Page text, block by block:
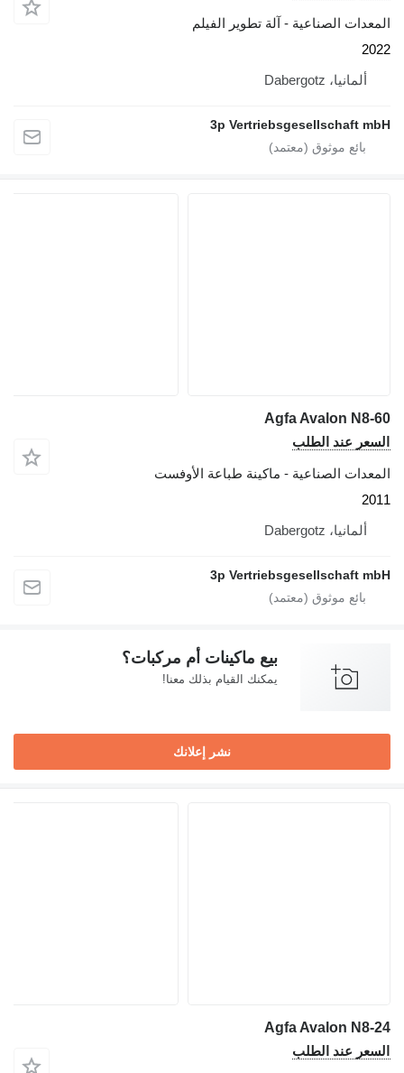
المعدات الصناعية - آلة تطوير الفيلم
2022
ألمانيا، Dabergotz
3p Vertriebsgesellschaft mbH
Agfa Avalon N8-60
السعر عند الطلب
المعدات الصناعية - ماكينة طباعة الأوفست
2011
ألمانيا، Dabergotz
3p Vertriebsgesellschaft mbH
بيع ماكينات أم مركبات؟
يمكنك القيام بذلك معنا!
نشر إعلانك
Agfa Avalon N8-24
السعر عند الطلب